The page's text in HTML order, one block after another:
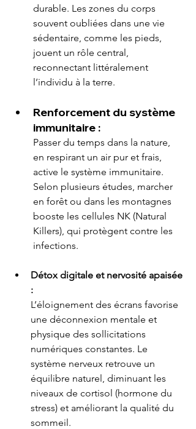
durable. Les zones du corps
souvent oubliées dans une vie
sédentaire, comme les pieds,
jouent un rôle central,
reconnectant littéralement
l’individu à la terre.
Renforcement du système
immunitaire :
Passer du temps dans la nature,
en respirant un air pur et frais,
active le système immunitaire.
Selon plusieurs études, marcher
en forêt ou dans les montagnes
booste les cellules NK (Natural
Killers), qui protègent contre les
infections.
Détox digitale et nervosité apaisée
:
L’éloignement des écrans favorise
une déconnexion mentale et
physique des sollicitations
numériques constantes. Le
système nerveux retrouve un
équilibre naturel, diminuant les
niveaux de cortisol (hormone du
stress) et améliorant la qualité du
sommeil.